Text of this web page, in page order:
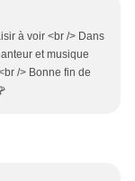
à voir <br /> Dans
et musique
/> Bonne fin de